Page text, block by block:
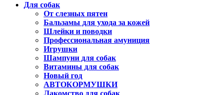
для
животных
Для собак
От слезных пятен
Бальзамы для ухода за кожей
Шлейки и поводки
Профессиональная амуниция
Игрушки
Шампуни для собак
Витамины для собак
Новый год
АВТОКОРМУШКИ
Лакомство для собак